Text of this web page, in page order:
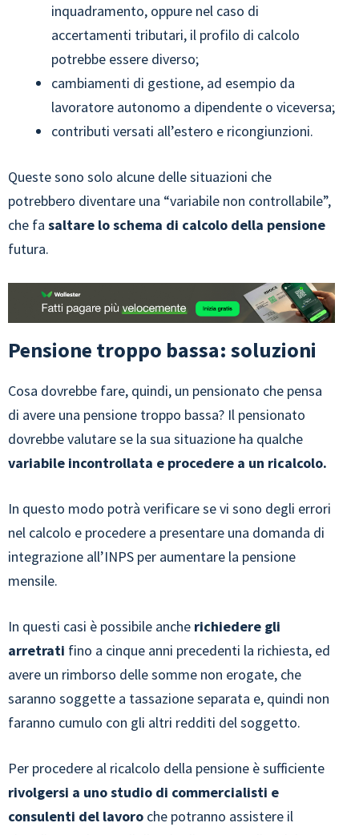
inquadramento, oppure nel caso di
accertamenti tributari, il profilo di calcolo
potrebbe essere diverso;
cambiamenti di gestione, ad esempio da
lavoratore autonomo a dipendente o viceversa;
contributi versati all’estero e ricongiunzioni.
Queste sono solo alcune delle situazioni che
potrebbero diventare una “variabile non controllabile”,
che fa saltare lo schema di calcolo della pensione
futura.
Pensione troppo bassa: soluzioni
Cosa dovrebbe fare, quindi, un pensionato che pensa
di avere una pensione troppo bassa? Il pensionato
dovrebbe valutare se la sua situazione ha qualche
variabile incontrollata e procedere a un ricalcolo.
In questo modo potrà verificare se vi sono degli errori
nel calcolo e procedere a presentare una domanda di
integrazione all’INPS per aumentare la pensione
mensile.
In questi casi è possibile anche richiedere gli
arretrati fino a cinque anni precedenti la richiesta, ed
avere un rimborso delle somme non erogate, che
saranno soggette a tassazione separata e, quindi non
faranno cumulo con gli altri redditi del soggetto.
Per procedere al ricalcolo della pensione è sufficiente
rivolgersi a uno studio di commercialisti e
consulenti del lavoro che potranno assistere il